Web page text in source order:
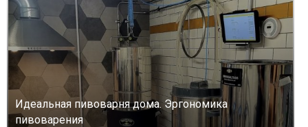
Идеальная пивоварня дома. Эргономика
пивоварения